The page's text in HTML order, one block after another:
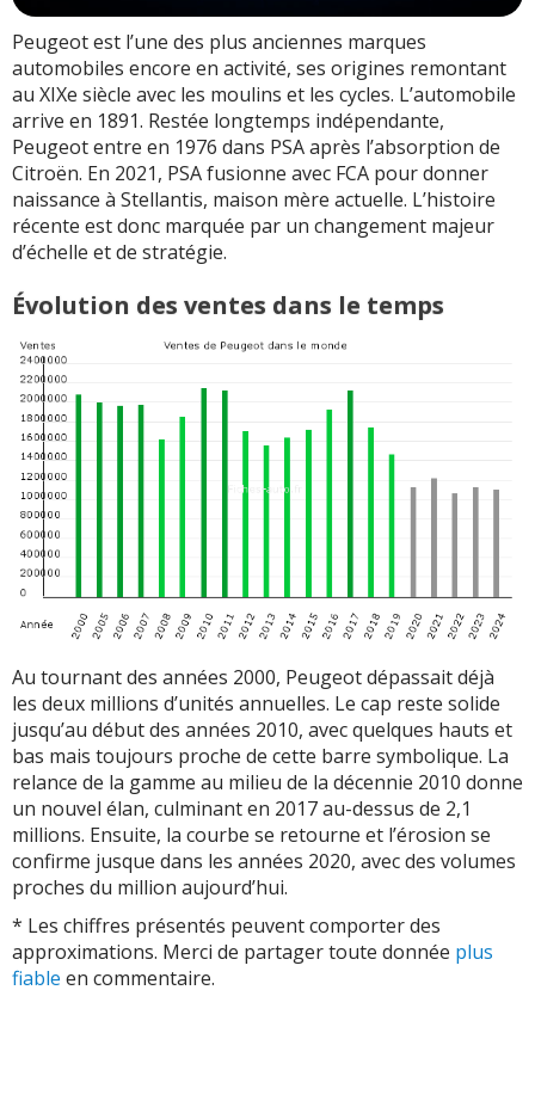
Peugeot est l’une des plus anciennes marques
automobiles encore en activité, ses origines remontant
au XIXe siècle avec les moulins et les cycles. L’automobile
arrive en 1891. Restée longtemps indépendante,
Peugeot entre en 1976 dans PSA après l’absorption de
Citroën. En 2021, PSA fusionne avec FCA pour donner
naissance à Stellantis, maison mère actuelle. L’histoire
récente est donc marquée par un changement majeur
d’échelle et de stratégie.
Évolution des ventes dans le temps
Au tournant des années 2000, Peugeot dépassait déjà
les deux millions d’unités annuelles. Le cap reste solide
jusqu’au début des années 2010, avec quelques hauts et
bas mais toujours proche de cette barre symbolique. La
relance de la gamme au milieu de la décennie 2010 donne
un nouvel élan, culminant en 2017 au-dessus de 2,1
millions. Ensuite, la courbe se retourne et l’érosion se
confirme jusque dans les années 2020, avec des volumes
proches du million aujourd’hui.
* Les chiffres présentés peuvent comporter des
approximations. Merci de partager toute donnée plus
fiable en commentaire.